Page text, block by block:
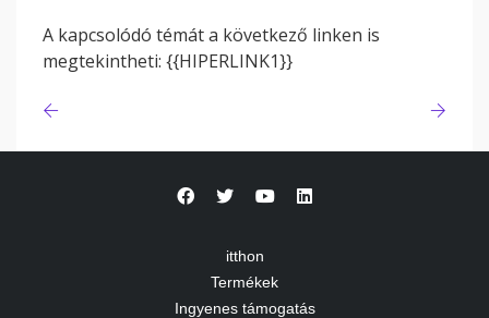
A kapcsolódó témát a következő linken is
megtekintheti: {{HIPERLINK1}}
itthon
Termékek
Ingyenes támogatás